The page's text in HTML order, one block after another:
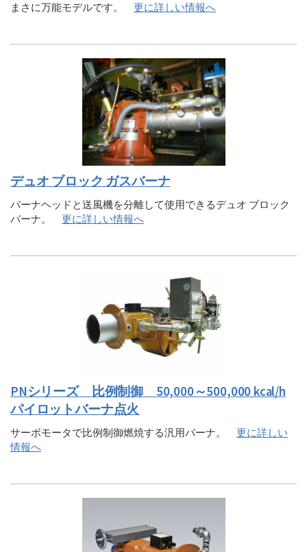
まさに万能モデルです。 更に詳しい情報へ
デュオ ブロック ガスバーナ
バーナヘッドと送風機を分離して使用できるデュオ ブロック
バーナ。 更に詳しい情報へ
PNシリーズ 比例制御 50,000～500,000 kcal/h
パイロットバーナ点火
サーボモータで比例制御燃焼する汎用バーナ。 更に詳しい
情報へ